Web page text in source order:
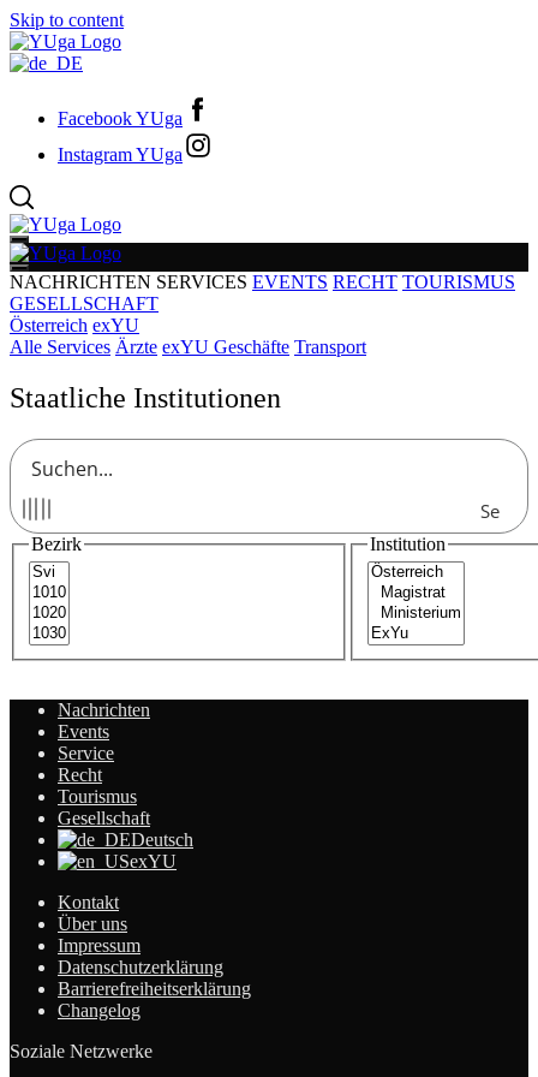
Skip to content
Facebook YUga
Instagram YUga
NACHRICHTEN SERVICES EVENTS RECHT TOURISMUS
GESELLSCHAFT
Österreich exYU
Alle Services Ärzte exYU Geschäfte Transport
Staatliche Institutionen
Se
arc
Bezirk Institution
Nachrichten
Events
Service
Recht
Tourismus
Gesellschaft
Deutsch
exYU
Kontakt
Über uns
Impressum
Datenschutzerklärung
Barrierefreiheitserklärung
Changelog
Soziale Netzwerke